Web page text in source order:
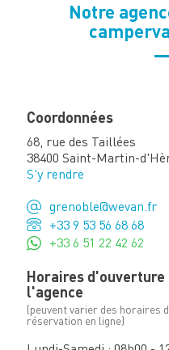
Notre
Coordonnées
68, rue des Taillées
38400 Saint-Martin-
S'y rendre
grenoble@wevan.fr
+33 9 53 56 68 68
+33 6 51 22 42 62
Horaires d'ouverture
l'agence
(peuvent varier des horaires
réservation en ligne)